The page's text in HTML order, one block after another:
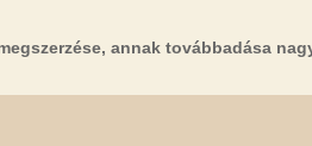
annak továbbadása